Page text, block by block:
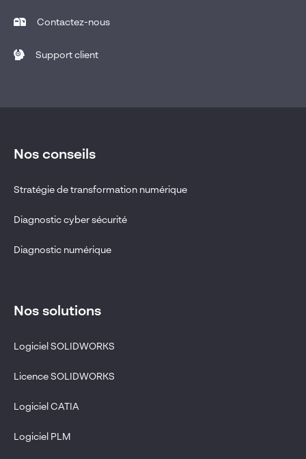
Contactez-nous
Support client
Nos conseils
Stratégie de transformation numérique
Diagnostic cyber sécurité
Diagnostic numérique
Nos solutions
Logiciel SOLIDWORKS
Licence SOLIDWORKS
Logiciel CATIA
Logiciel PLM